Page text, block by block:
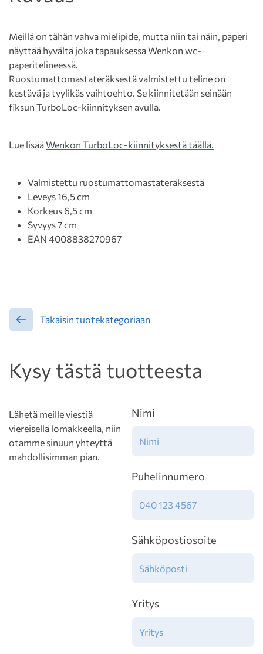
Meillä on tähän vahva mielipide, mutta niin tai näin, paperi
näyttää hyvältä joka tapauksessa Wenkon wc-
paperitelineessä.
Ruostumattomastateräksestä valmistettu teline on
kestävä ja tyylikäs vaihtoehto. Se kiinnitetään seinään
fiksun TurboLoc-kiinnityksen avulla.
Lue lisääWenkon TurboLoc-kiinnityksestä täällä.
Valmistettu ruostumattomastateräksestä
Leveys 16,5 cm
Korkeus 6,5 cm
Syvyys 7 cm
EAN 4008838270967
Takaisin tuotekategoriaan
Kysy tästä tuotteesta
Lähetä meille viestiä
viereisellä lomakkeella, niin
otamme sinuun yhteyttä
mahdollisimman pian.
Nimi
Puhelinnumero
Sähköpostiosoite
Yritys